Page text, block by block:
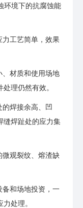
环境下的抗腐蚀能
力工艺简单，效果
、材质和使用场地
理仍然有效。
的焊接余高、凹
缝焊趾处的应力集
微观裂纹、熔渣缺
备和场地投资，一
处理。